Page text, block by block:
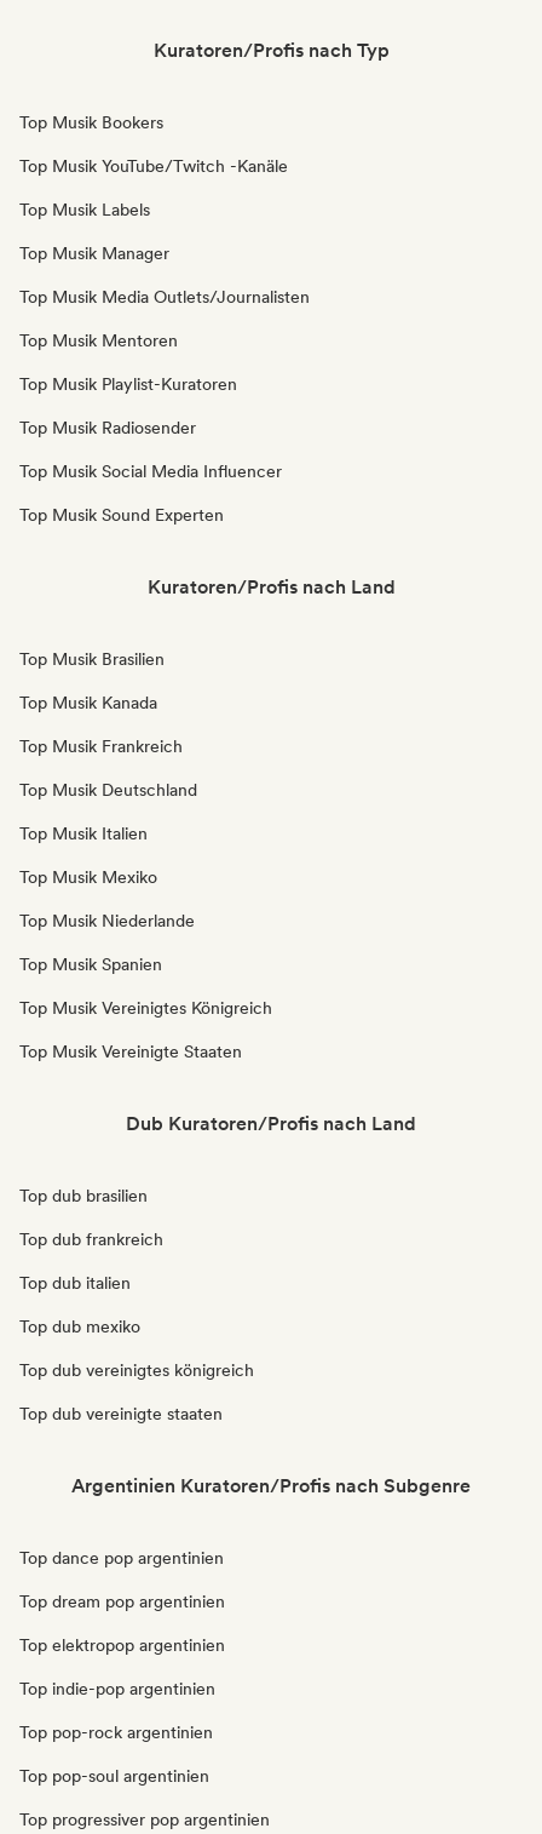
Kuratoren/Profis nach Typ
Top Musik Bookers
Top Musik YouTube/Twitch -Kanäle
Top Musik Labels
Top Musik Manager
Top Musik Media Outlets/Journalisten
Top Musik Mentoren
Top Musik Playlist-Kuratoren
Top Musik Radiosender
Top Musik Social Media Influencer
Top Musik Sound Experten
Kuratoren/Profis nach Land
Top Musik Brasilien
Top Musik Kanada
Top Musik Frankreich
Top Musik Deutschland
Top Musik Italien
Top Musik Mexiko
Top Musik Niederlande
Top Musik Spanien
Top Musik Vereinigtes Königreich
Top Musik Vereinigte Staaten
Dub Kuratoren/Profis nach Land
Top dub brasilien
Top dub frankreich
Top dub italien
Top dub mexiko
Top dub vereinigtes königreich
Top dub vereinigte staaten
Argentinien Kuratoren/Profis nach Subgenre
Top dance pop argentinien
Top dream pop argentinien
Top elektropop argentinien
Top indie-pop argentinien
Top pop-rock argentinien
Top pop-soul argentinien
Top progressiver pop argentinien